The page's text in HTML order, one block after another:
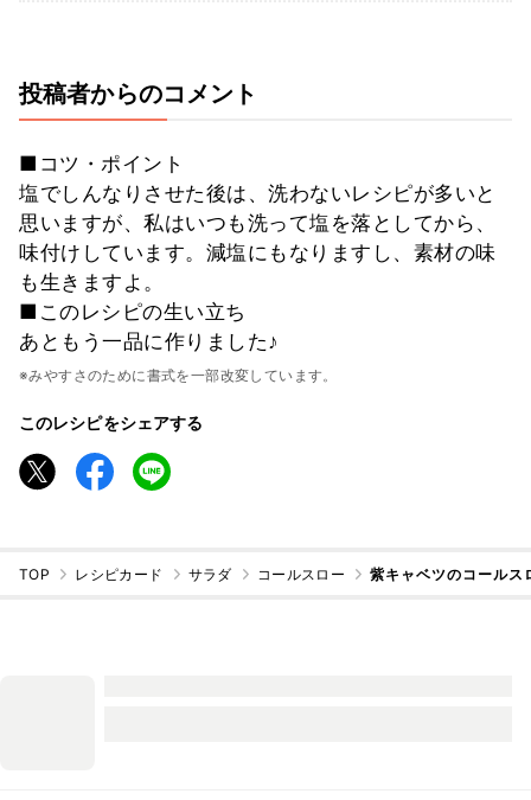
投稿者からのコメント
■コツ・ポイント
塩でしんなりさせた後は、洗わないレシピが多いと
思いますが、私はいつも洗って塩を落としてから、
味付けしています。減塩にもなりますし、素材の味
も生きますよ。
■このレシピの生い立ち
あともう一品に作りました♪
※みやすさのために書式を一部改変しています。
このレシピをシェアする
TOP レシピカード サラダ コールスロー 紫キャベツのコールス